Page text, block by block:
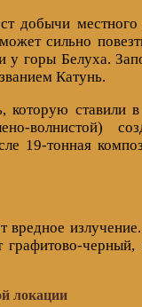
добычи
может сильно
горы Белуха.
Катунь.
ставили
волнистой)
19-тонная
черный,
локации